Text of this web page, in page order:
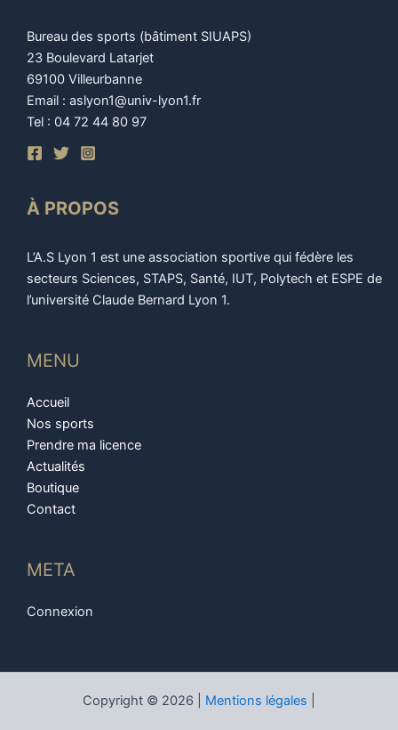
Bureau des sports (bâtiment SIUAPS)
23 Boulevard Latarjet
69100 Villeurbanne
Email : aslyon1@univ-lyon1.fr
Tel : 04 72 44 80 97
À PROPOS
L’A.S Lyon 1 est une association sportive qui fédère les
secteurs Sciences, STAPS, Santé, IUT, Polytech et ESPE de
l’université Claude Bernard Lyon 1.
MENU
Accueil
Nos sports
Prendre ma licence
Actualités
Boutique
Contact
META
Connexion
Copyright © 2026 | Mentions légales